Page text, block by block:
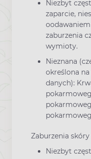
Niezbyt
zaparcie,
zaburzenia
wymioty.
Nieznana
określona
danych):
Zaburzenia
Niezbyt